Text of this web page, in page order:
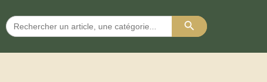
Search
for:
Search Button